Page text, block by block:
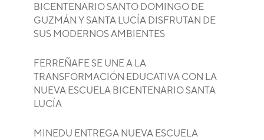
BICENTENARIO SANTO DOMINGO DE
GUZMÁN Y SANTA LUCÍA DISFRUTAN DE
SUS MODERNOS AMBIENTES
FERREÑAFE SE UNE A LA
TRANSFORMACIÓN EDUCATIVA CON LA
NUEVA ESCUELA BICENTENARIO SANTA
LUCÍA
MINEDU ENTREGA NUEVA ESCUELA